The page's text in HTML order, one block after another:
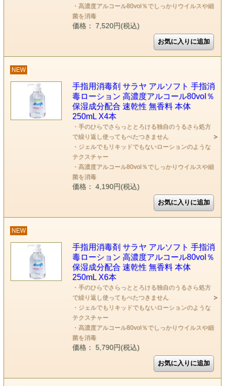
・高濃度アルコール80vol％でしっかりウイルスや細
菌を消毒
価格： 7,520円(税込)
NEW
手指用消毒剤 サラヤ アルソフト 手指消
毒ローション 高濃度アルコール80vol％
保湿成分配合 速乾性 無香料 本体
250mL X4本
・手のひらでさらっととろける独自のうるさら処方
で繰り返し使ってもべたつきません
・ジェルでもリキッドでもないローションのような
テクスチャー
・高濃度アルコール80vol％でしっかりウイルスや細
菌を消毒
価格： 4,190円(税込)
NEW
手指用消毒剤 サラヤ アルソフト 手指消
毒ローション 高濃度アルコール80vol％
保湿成分配合 速乾性 無香料 本体
250mL X6本
・手のひらでさらっととろける独自のうるさら処方
で繰り返し使ってもべたつきません
・ジェルでもリキッドでもないローションのような
テクスチャー
・高濃度アルコール80vol％でしっかりウイルスや細
菌を消毒
価格： 5,790円(税込)